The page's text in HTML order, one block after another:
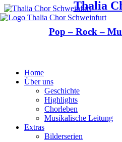
Thalia
Pop – Rock –
Home
Über uns
Geschichte
Highlights
Chorleben
Musikalische Leitung
Extras
Bilderserien